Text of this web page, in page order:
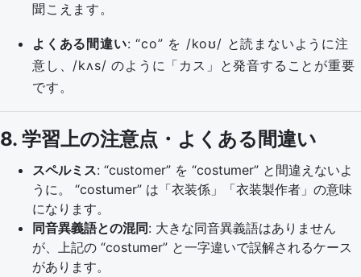
聞こえます。
よくある間違い: “co” を /koʊ/ と読まないように注
意し、/kʌs/ のように「カス」と発音することが重要
です。
8. 学習上の注意点・よくある間違い
スペルミス: “customer” を “costumer” と間違えないよ
うに。 “costumer” は「衣装係」「衣装製作者」の意味
になります。
同音異義語との混同: 大きな同音異義語はありません
が、上記の “costumer” と一字違いで誤解されるケース
があります。